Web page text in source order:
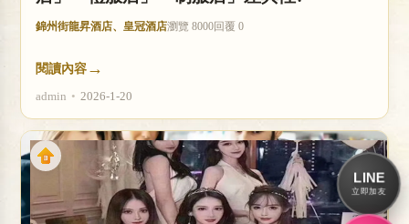
錦州街龍昇酒店、皇冠酒店瀏覽 8000回覆 0
閱讀內容 →
admin • 2026-1-20
LINE
立即加友